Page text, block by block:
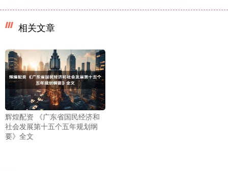
相关文章
辉煌配资 《广东省国民经济和
社会发展第十五个五年规划纲
要》全文